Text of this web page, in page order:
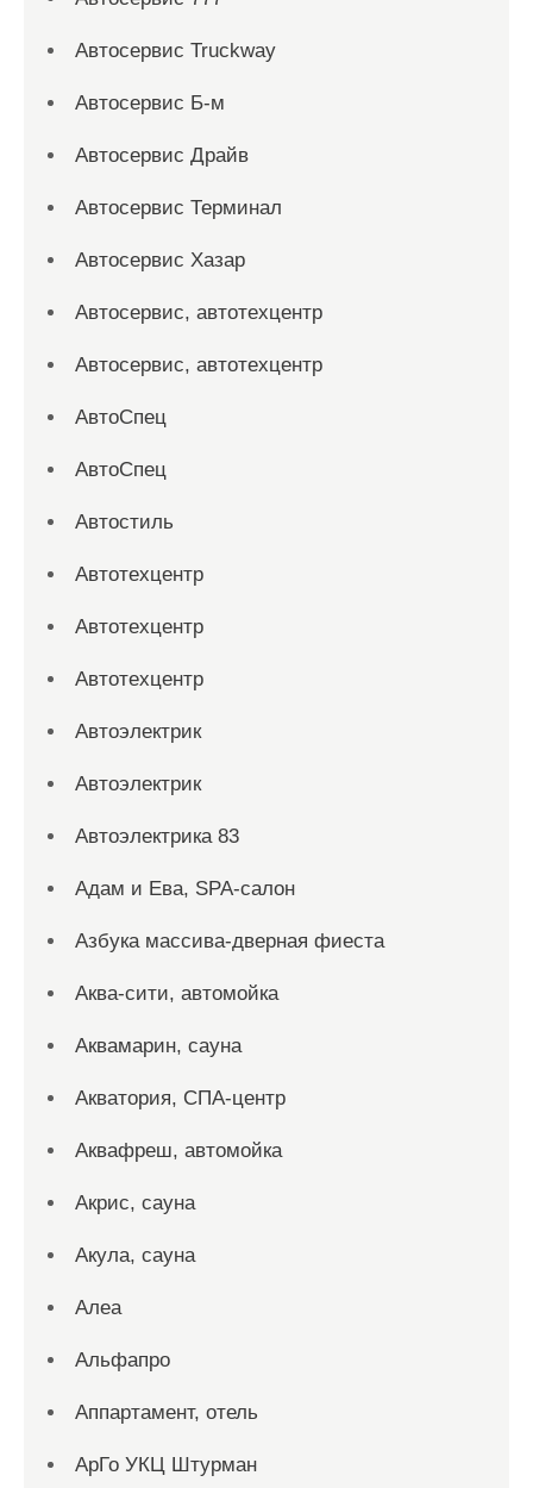
Автосервис Truckway
Автосервис Б-м
Автосервис Драйв
Автосервис Терминал
Автосервис Хазар
Автосервис, автотехцентр
Автосервис, автотехцентр
АвтоСпец
АвтоСпец
Автостиль
Автотехцентр
Автотехцентр
Автотехцентр
Автоэлектрик
Автоэлектрик
Автоэлектрика 83
Адам и Ева, SPA-салон
Азбука массива-дверная фиеста
Аква-сити, автомойка
Аквамарин, сауна
Акватория, СПА-центр
Аквафреш, автомойка
Акрис, сауна
Акула, сауна
Алеа
Альфапро
Аппартамент, отель
АрГо УКЦ Штурман